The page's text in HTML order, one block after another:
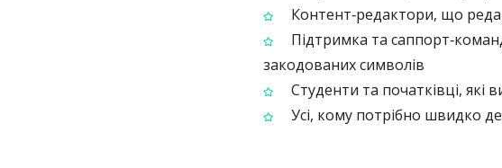
Контент‑редактори, що
Підтримка та
закодованих символів
Студенти та початківці,
Усі, кому потрібно швидко